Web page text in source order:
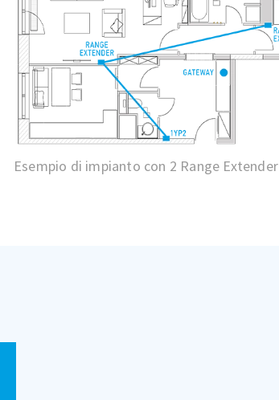
Esempio di impianto con 2 Range Extender